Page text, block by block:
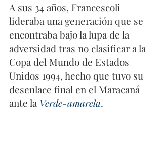
A sus 34 años, Francescoli
lideraba una generación que se
encontraba bajo la lupa de la
adversidad tras no clasificar a la
Copa del Mundo de Estados
Unidos 1994, hecho que tuvo su
desenlace final en el Maracaná
ante la Verde-amarela.